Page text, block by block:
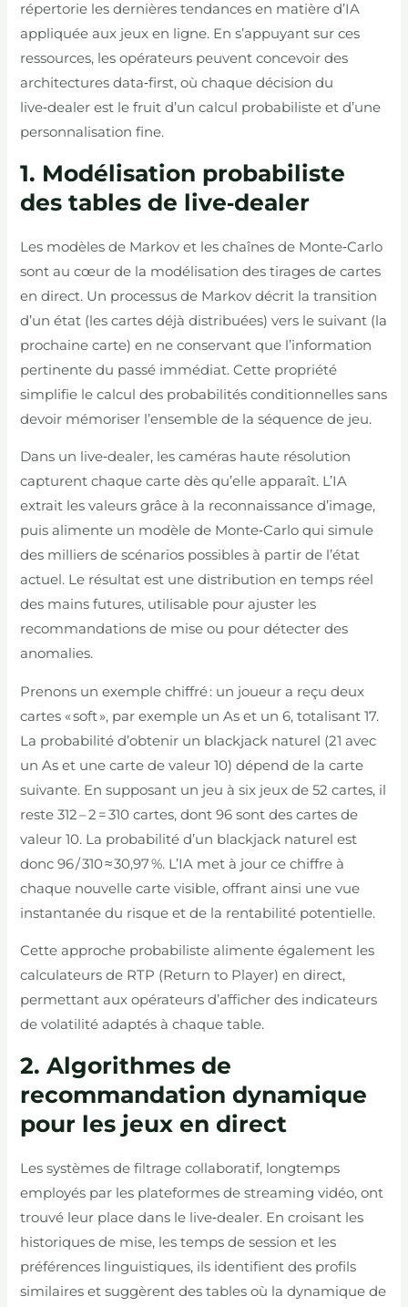
répertorie les dernières tendances en matière d’IA
appliquée aux jeux en ligne. En s’appuyant sur ces
ressources, les opérateurs peuvent concevoir des
architectures data‑first, où chaque décision du
live‑dealer est le fruit d’un calcul probabiliste et d’une
personnalisation fine.
1. Modélisation probabiliste
des tables de live‑dealer
Les modèles de Markov et les chaînes de Monte‑Carlo
sont au cœur de la modélisation des tirages de cartes
en direct. Un processus de Markov décrit la transition
d’un état (les cartes déjà distribuées) vers le suivant (la
prochaine carte) en ne conservant que l’information
pertinente du passé immédiat. Cette propriété
simplifie le calcul des probabilités conditionnelles sans
devoir mémoriser l’ensemble de la séquence de jeu.
Dans un live‑dealer, les caméras haute résolution
capturent chaque carte dès qu’elle apparaît. L’IA
extrait les valeurs grâce à la reconnaissance d’image,
puis alimente un modèle de Monte‑Carlo qui simule
des milliers de scénarios possibles à partir de l’état
actuel. Le résultat est une distribution en temps réel
des mains futures, utilisable pour ajuster les
recommandations de mise ou pour détecter des
anomalies.
Prenons un exemple chiffré : un joueur a reçu deux
cartes « soft », par exemple un As et un 6, totalisant 17.
La probabilité d’obtenir un blackjack naturel (21 avec
un As et une carte de valeur 10) dépend de la carte
suivante. En supposant un jeu à six jeux de 52 cartes, il
reste 312 – 2 = 310 cartes, dont 96 sont des cartes de
valeur 10. La probabilité d’un blackjack naturel est
donc 96 / 310 ≈ 30,97 %. L’IA met à jour ce chiffre à
chaque nouvelle carte visible, offrant ainsi une vue
instantanée du risque et de la rentabilité potentielle.
Cette approche probabiliste alimente également les
calculateurs de RTP (Return to Player) en direct,
permettant aux opérateurs d’afficher des indicateurs
de volatilité adaptés à chaque table.
2. Algorithmes de
recommandation dynamique
pour les jeux en direct
Les systèmes de filtrage collaboratif, longtemps
employés par les plateformes de streaming vidéo, ont
trouvé leur place dans le live‑dealer. En croisant les
historiques de mise, les temps de session et les
préférences linguistiques, ils identifient des profils
similaires et suggèrent des tables où la dynamique de